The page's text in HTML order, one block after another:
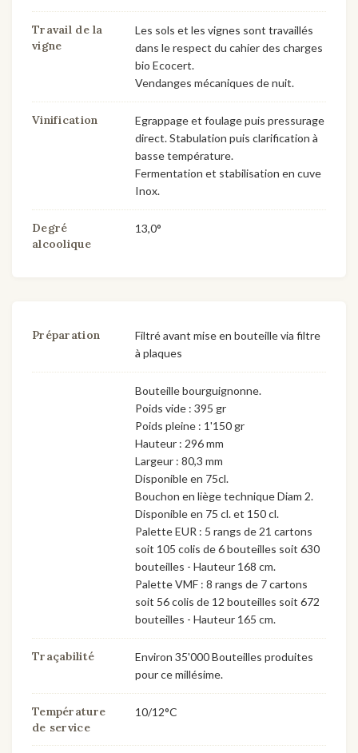
Travail de la
vigne
Les sols et les vignes sont travaillés
dans le respect du cahier des charges
bio Ecocert.
Vendanges mécaniques de nuit.
Vinification
Egrappage et foulage puis pressurage
direct. Stabulation puis clarification à
basse température.
Fermentation et stabilisation en cuve
Inox.
Degré
alcoolique
13,0°
Préparation
Filtré avant mise en bouteille via filtre
à plaques
Bouteille bourguignonne.
Poids vide : 395 gr
Poids pleine : 1'150 gr
Hauteur : 296 mm
Largeur : 80,3 mm
Disponible en 75cl.
Bouchon en liège technique Diam 2.
Disponible en 75 cl. et 150 cl.
Palette EUR : 5 rangs de 21 cartons
soit 105 colis de 6 bouteilles soit 630
bouteilles - Hauteur 168 cm.
Palette VMF : 8 rangs de 7 cartons
soit 56 colis de 12 bouteilles soit 672
bouteilles - Hauteur 165 cm.
Traçabilité
Environ 35'000 Bouteilles produites
pour ce millésime.
Température
de service
10/12°C